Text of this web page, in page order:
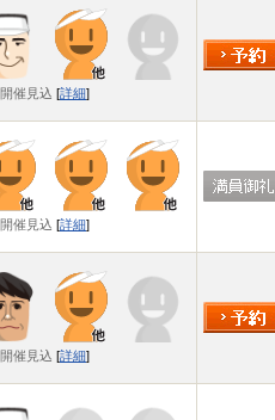
開催見込 [詳細]
開催見込 [詳細]
開催見込 [詳細]